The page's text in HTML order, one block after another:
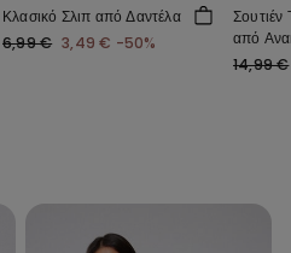
Κλασικό Σλιπ από Δαντέλα
6,99 € 3,49 € -50%
από
Δαντέλα
14,99 €